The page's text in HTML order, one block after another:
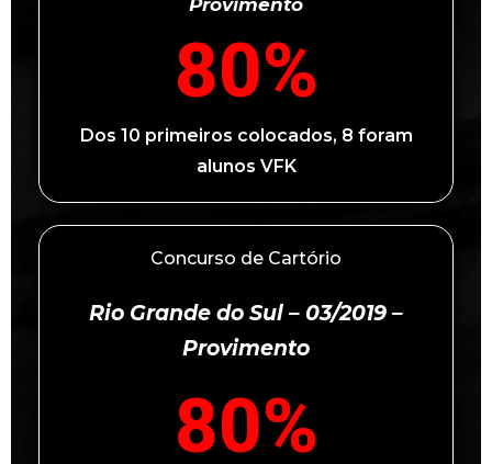
Provimento
80%
Dos 10 primeiros colocados, 8 foram
alunos VFK
Concurso de Cartório
Rio Grande do Sul – 03/2019 –
Provimento
80%